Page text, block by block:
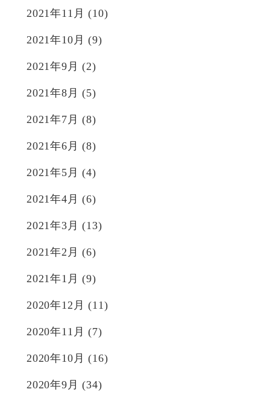
2021年11月 (10)
2021年10月 (9)
2021年9月 (2)
2021年8月 (5)
2021年7月 (8)
2021年6月 (8)
2021年5月 (4)
2021年4月 (6)
2021年3月 (13)
2021年2月 (6)
2021年1月 (9)
2020年12月 (11)
2020年11月 (7)
2020年10月 (16)
2020年9月 (34)